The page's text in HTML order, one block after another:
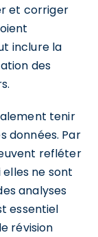
et corriger
inclure la
des
tenir
données. Par
refléter
elles ne sont
analyses
essentiel
révision